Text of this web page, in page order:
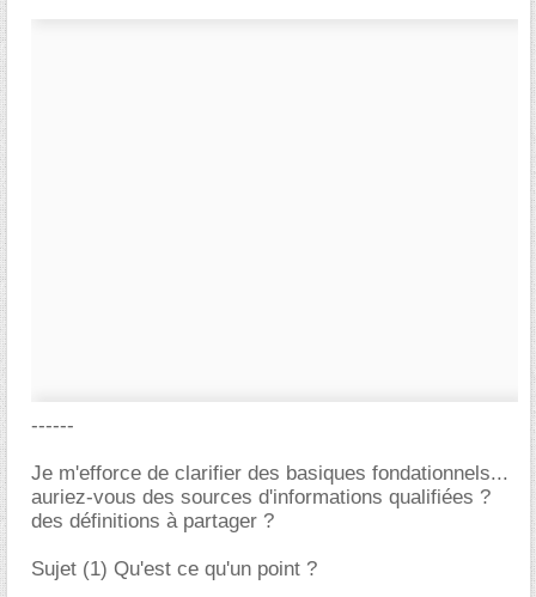
------
Je m'efforce de clarifier des basiques fondationnels...
auriez-vous des sources d'informations qualifiées ?
des définitions à partager ?
Sujet (1) Qu'est ce qu'un point ?